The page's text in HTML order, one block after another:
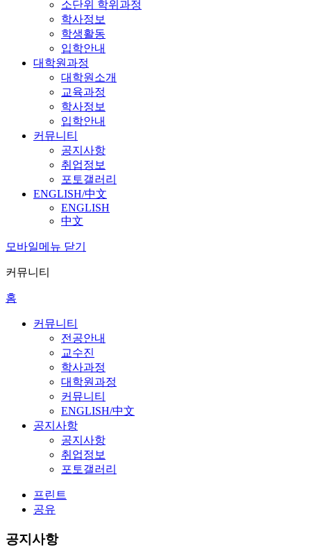
소단위 학위과정
학사정보
학생활동
입학안내
대학원과정
대학원소개
교육과정
학사정보
입학안내
커뮤니티
공지사항
취업정보
포토갤러리
ENGLISH/中文
ENGLISH
中文
모바일메뉴 닫기
커뮤니티
홈
커뮤니티
전공안내
교수진
학사과정
대학원과정
커뮤니티
ENGLISH/中文
공지사항
공지사항
취업정보
포토갤러리
프린트
공유
공지사항